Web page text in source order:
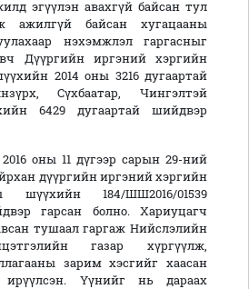
эгүүлэн авахгүй байсан тул
ажилгүй байсан хугацааны
нэхэмжлэл гаргасныг
Дүүргийн иргэний хэргийн
2014 оны 3216 дугаартай
Сүхбаатар, Чингэлтэй
6429 дугаартай шийдвэр
оны 11 дүгээр сарын 29-ний
дүүргийн иргэний хэргийн
184/ШШ2016/01539
гарсан болно. Хариуцагч
тушаал гаргаж Нийслэлийн
газар хүргүүлж,
зарим хэсгийг хаасан
Үүнийг нь дараах